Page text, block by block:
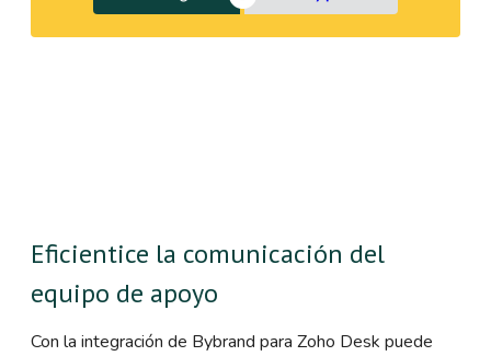
Eficientice la comunicación del
equipo de apoyo
Con la integración de Bybrand para Zoho Desk puede